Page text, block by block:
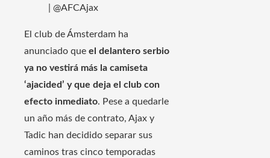
| @AFCAjax
El club de Ámsterdam ha
anunciado que el delantero serbio
ya no vestirá más la camiseta
‘ajacided’ y que deja el club con
efecto inmediato. Pese a quedarle
un año más de contrato, Ajax y
Tadic han decidido separar sus
caminos tras cinco temporadas